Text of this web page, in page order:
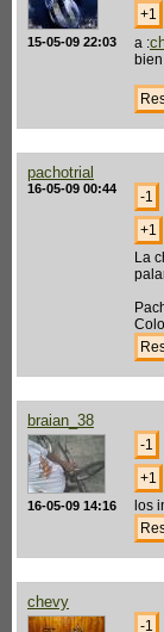
15-05-09 22:03 a :
pachotrial
16-05-09 00:44
La
braian_38
16-05-09 14:16 los
chevy